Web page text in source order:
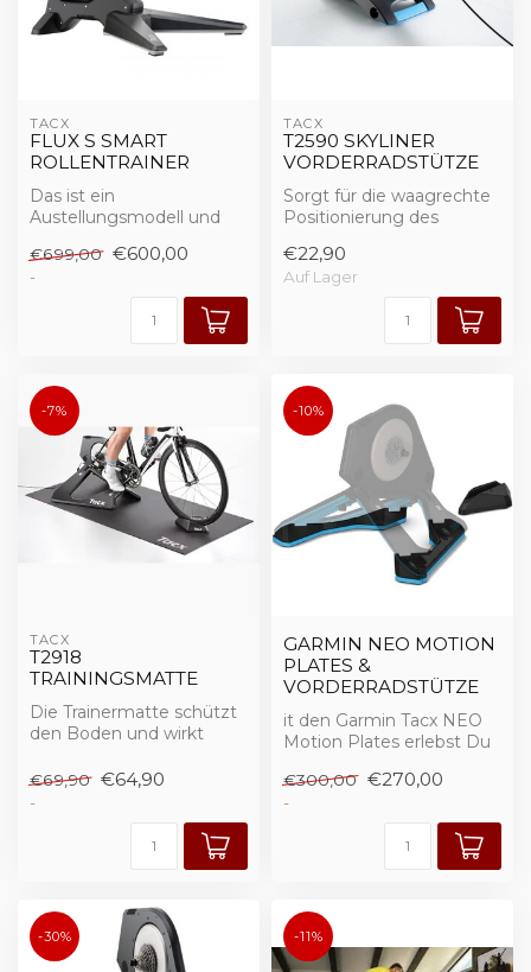
TACX
FLUX S SMART
ROLLENTRAINER
Das ist ein
Austellungsmodell und
Der FLUX S Smart ist der
ide...
€699,00 €600,00
-
TACX
T2590 SKYLINER
VORDERRADSTÜTZE
Sorgt für die waagrechte
Positionierung des
und MTB-...
€22,90
Auf Lager
-7%
TACX
T2918
TRAININGSMATTE
Die Trainermatte schützt
den Boden und wirkt
€69,90 €64,90
-
-10%
GARMIN NEO MOTION
PLATES &
VORDERRADSTÜTZE
it den Garmin Tacx NEO
Motion Plates erlebst Du
Indoor-...
€300,00 €270,00
-
-30% -11%